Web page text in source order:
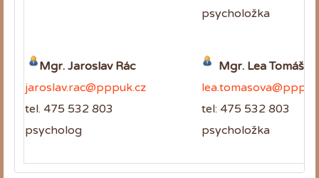
psycholožka
Mgr. Jaroslav Rác
jaroslav.rac@pppuk.cz
tel. 475 532 803
psycholog
Mgr. Lea
tel: 475 532 803
psycholožka